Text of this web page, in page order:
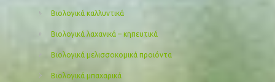
Βιολογικά καλλυντικά
Βιολογικά λαχανικά – κηπευτικά
Βιολογικά μελισσοκομικά προιόντα
Βιολογικά μπαχαρικά